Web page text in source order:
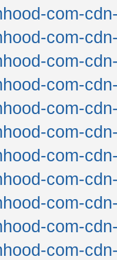
com-
com-
com-
com-
com-
com-
com-
com-
com-
com-
com-